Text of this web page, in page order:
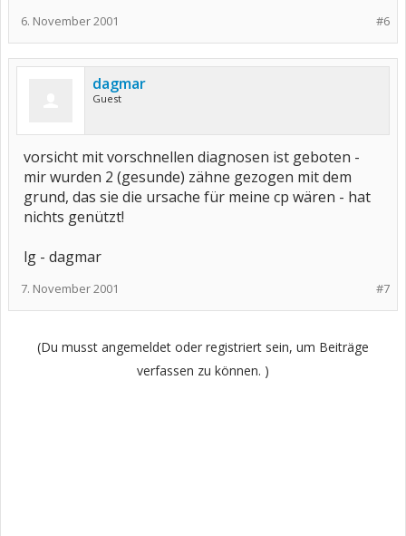
#6
6. November 2001
dagmar
Guest
vorsicht mit vorschnellen diagnosen ist geboten -
mir wurden 2 (gesunde) zähne gezogen mit dem
grund, das sie die ursache für meine cp wären - hat
nichts genützt!
lg - dagmar
#7
7. November 2001
(Du musst angemeldet oder registriert sein, um Beiträge
verfassen zu können. )